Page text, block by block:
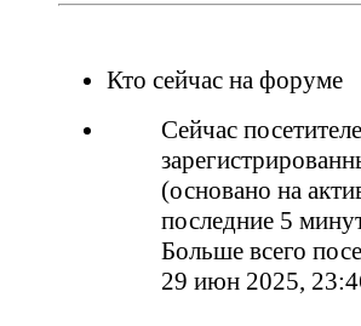
Кто сейчас на форуме
Сейчас
(основано на
последние 5
Больше всего
29 июн 2025,